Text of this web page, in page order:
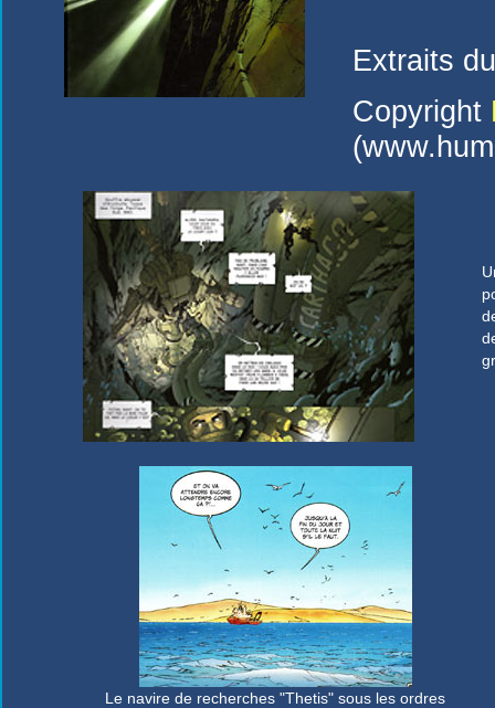
Extraits
Copyright
Le navire de recherches "Thetis" sous les ordres